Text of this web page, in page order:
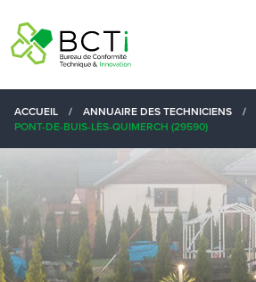
ACCUEIL / ANNUAIRE DES TECHNICIENS /
PONT-DE-BUIS-LÈS-QUIMERCH (29590)